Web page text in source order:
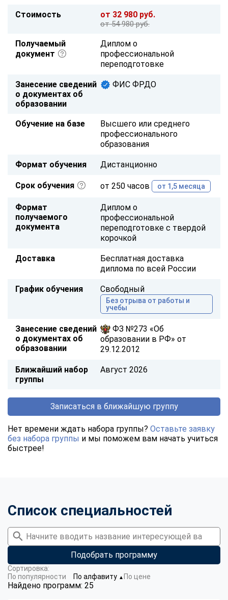
Стоимость от 32 980 руб.
от 54 980 руб.
Получаемый
документ
Диплом о
профессиональной
переподготовке
Занесение сведений
о документах об
образовании
ФИС ФРДО
Обучение на базе
Высшего или среднего
профессионального
образования
Формат обучения Дистанционно
Срок обучения от 250 часов от 1,5 месяца
Формат
получаемого
документа
Диплом о
профессиональной
переподготовке с твердой
корочкой
Доставка
Бесплатная доставка
диплома по всей России
График обучения Свободный
Без отрыва от работы и
учебы
Занесение сведений
о документах об
образовании
ФЗ №273 «Об
образовании в РФ» от
29.12.2012
Ближайший набор
группы
Август 2026
Записаться в ближайшую группу
Нет времени ждать набора группы? Оставьте заявку
без набора группы и мы поможем вам начать учиться
быстрее!
Список специальностей
Подобрать программу
Найдено программ: 25
Сортировка:
По популярности
По алфавиту ▼ По цене